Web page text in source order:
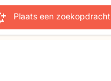
Plaats een zoekopdracht